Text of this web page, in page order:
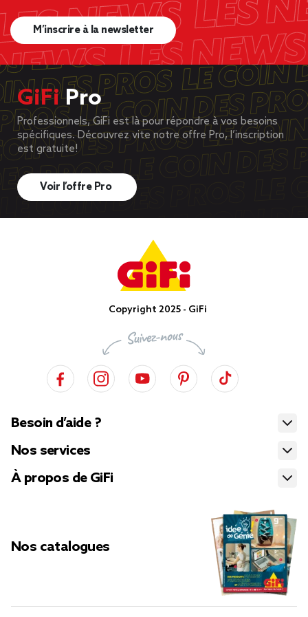
M’inscrire à la newsletter
GiFiPro
Professionnels, GiFi est là pour répondre à vos besoins
spécifiques. Découvrez vite notre offre Pro, l’inscription
est gratuite!
Voir l’offre Pro
Copyright 2025 - GiFi
Besoin d’aide ?
Nos services
À propos de GiFi
Nos catalogues